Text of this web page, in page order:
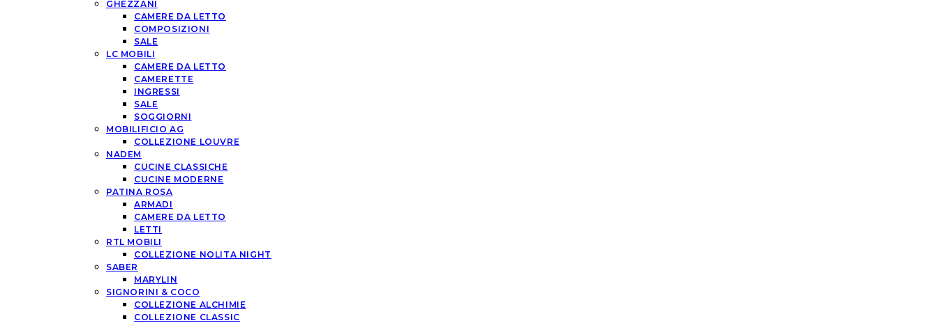
GHEZZANI
CAMERE DA LETTO
COMPOSIZIONI
SALE
LC MOBILI
CAMERE DA LETTO
CAMERETTE
INGRESSI
SALE
SOGGIORNI
MOBILIFICIO AG
COLLEZIONE LOUVRE
NADEM
CUCINE CLASSICHE
CUCINE MODERNE
PATINA ROSA
ARMADI
CAMERE DA LETTO
LETTI
RTL MOBILI
COLLEZIONE NOLITA NIGHT
SABER
MARYLIN
SIGNORINI & COCO
COLLEZIONE ALCHIMIE
COLLEZIONE CLASSIC